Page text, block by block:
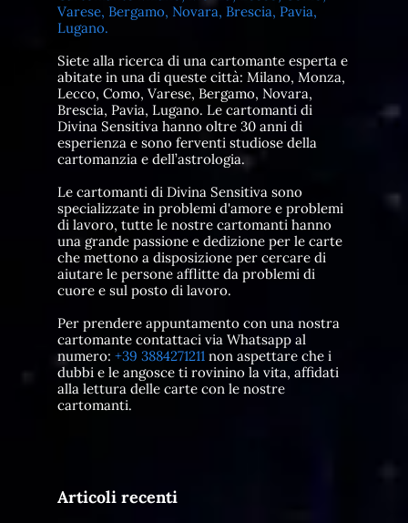
Varese, Bergamo, Novara, Brescia, Pavia,
Lugano.
Siete alla ricerca di una cartomante esperta e
abitate in una di queste città: Milano, Monza,
Lecco, Como, Varese, Bergamo, Novara,
Brescia, Pavia, Lugano. Le cartomanti di
Divina Sensitiva hanno oltre 30 anni di
esperienza e sono ferventi studiose della
cartomanzia e dell’astrologia.
Le cartomanti di Divina Sensitiva sono
specializzate in problemi d'amore e problemi
di lavoro, tutte le nostre cartomanti hanno
una grande passione e dedizione per le carte
che mettono a disposizione per cercare di
aiutare le persone afflitte da problemi di
cuore e sul posto di lavoro.
Per prendere appuntamento con una nostra
cartomante contattaci via Whatsapp al
numero: +39 3884271211non aspettare che i
dubbi e le angosce ti rovinino la vita, affidati
alla lettura delle carte con le nostre
cartomanti.
Articoli recenti